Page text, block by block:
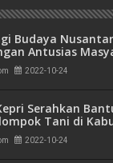
Budaya
Antusias
2022-10-24
Serahkan
Tani di
2022-10-24